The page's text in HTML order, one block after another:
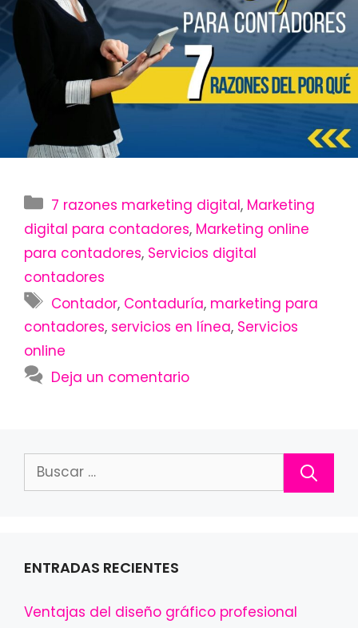
Categorías
7 razones marketing digital, Marketing
digital para contadores, Marketing online
para contadores, Servicios digital
contadores
Etiquetas
Contador, Contaduría, marketing para
contadores, servicios en línea, Servicios
online
Deja un comentario
Buscar:
ENTRADAS RECIENTES
Ventajas del diseño gráfico profesional